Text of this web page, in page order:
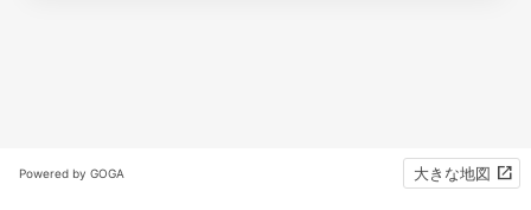
Powered by GOGA 大きな地図